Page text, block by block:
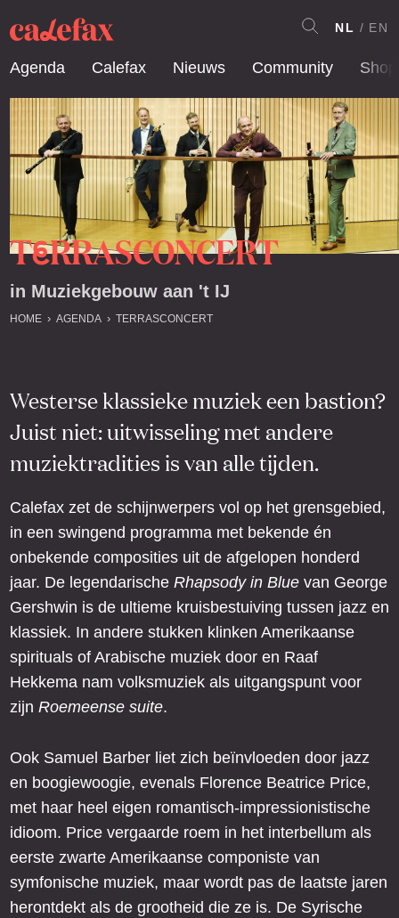
Agenda Calefax Nieuws Community Shop
NL EN
TERRASCONCERT
in Muziekgebouw aan 't IJ
HOME AGENDA TERRASCONCERT
Westerse klassieke muziek een bastion?
Juist niet: uitwisseling met andere
muziektradities is van alle tijden.
Calefax zet de schijnwerpers vol op het grensgebied,
in een swingend programma met bekende én
onbekende composities uit de afgelopen honderd
jaar. De legendarische Rhapsody in Blue van George
Gershwin is de ultieme kruisbestuiving tussen jazz en
klassiek. In andere stukken klinken Amerikaanse
spirituals of Arabische muziek door en Raaf
Hekkema nam volksmuziek als uitgangspunt voor
zijn Roemeense suite.
Ook Samuel Barber liet zich beïnvloeden door jazz
en boogiewoogie, evenals Florence Beatrice Price,
met haar heel eigen romantisch-impressionistische
idioom. Price vergaarde roem in het interbellum als
eerste zwarte Amerikaanse componiste van
symfonische muziek, maar wordt pas de laatste jaren
herontdekt als de grootheid die ze is. De Syrische